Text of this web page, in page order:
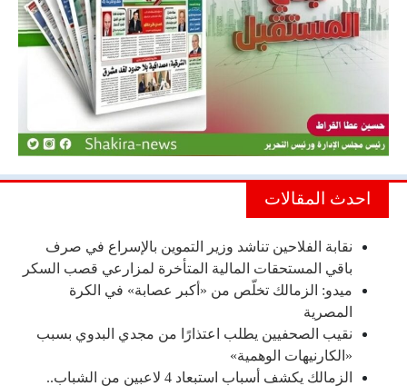
احدث المقالات
نقابة الفلاحين تناشد وزير التموين بالإسراع في صرف
باقي المستحقات المالية المتأخرة لمزارعي قصب السكر
ميدو: الزمالك تخلّص من «أكبر عصابة» في الكرة
المصرية
نقيب الصحفيين يطلب اعتذارًا من مجدي البدوي بسبب
«الكارنيهات الوهمية»
الزمالك يكشف أسباب استبعاد 4 لاعبين من الشباب..